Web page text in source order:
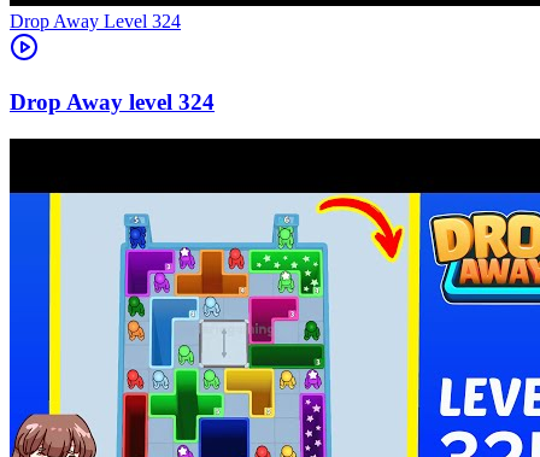
Level 324
324